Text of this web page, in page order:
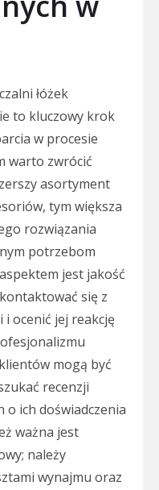
łóżek
to kluczowy krok
w procesie
warto zwrócić
asortyment
tym większa
rozwiązania
potrzebom
jest jakość
się z
i ocenić jej reakcję
mogą być
recenzji
ich doświadczenia
ważna jest
należy
wynajmu oraz